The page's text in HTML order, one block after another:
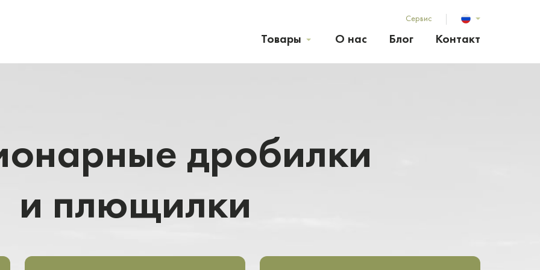
Сервис
Товары О нас Блог Контакт
дробилки
и плющилки